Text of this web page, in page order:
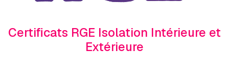
Certificats RGE Isolation Intérieure et
Extérieure